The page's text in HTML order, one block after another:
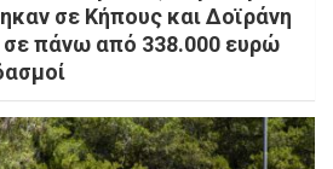
σε Κήπους και Δοϊράνη
σε πάνω από 338.000 ευρώ